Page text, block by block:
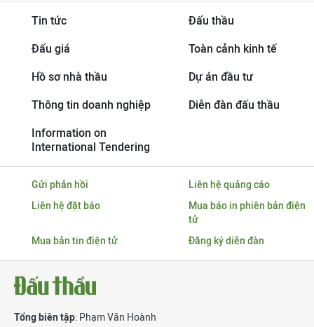
Tin tức Đấu thầu
Đấu giá Toàn cảnh kinh tế
Hồ sơ nhà thầu Dự án đầu tư
Thông tin doanh nghiệp Diễn đàn đấu thầu
Information on
International Tendering
Gửi phản hồi
Liên hệ quảng cáo
Liên hệ đặt báo
Mua báo in phiên bản điện
tử
Mua bản tin điện tử
Đăng ký diễn đàn
Tổng biên tập: Phạm Văn Hoành